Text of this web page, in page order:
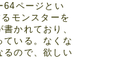
64ページとい
モンスターを
かれており、
ている。なくな
るので、欲しい